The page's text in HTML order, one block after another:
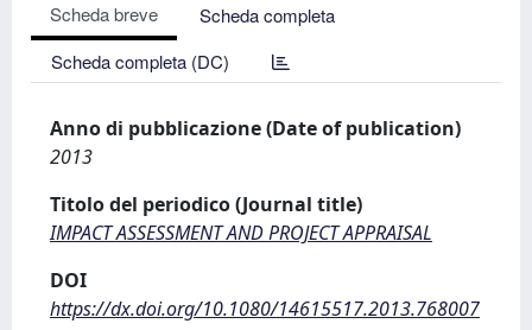
Scheda breve
Scheda completa
Scheda completa (DC)
Anno di pubblicazione (Date of publication)
2013
Titolo del periodico (Journal title)
IMPACT ASSESSMENT AND PROJECT APPRAISAL
DOI
https://dx.doi.org/10.1080/14615517.2013.768007